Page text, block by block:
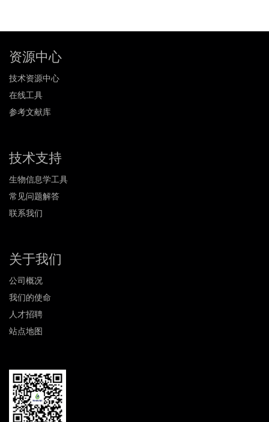
资源中心
技术资源中心
在线工具
参考文献库
技术支持
生物信息学工具
常见问题解答
联系我们
关于我们
公司概况
我们的使命
人才招聘
站点地图